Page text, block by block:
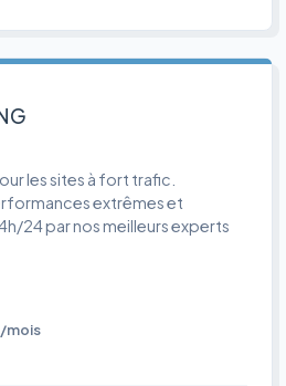
les sites à fort trafic.
extrêmes et
24 par nos meilleurs experts
/mois